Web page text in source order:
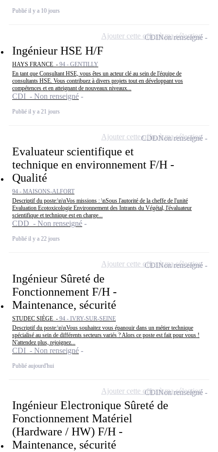
Publié il y a 10 jours
Ingénieur HSE H/F
HAYS FRANCE - 94 - GENTILLY
En tant que Consultant HSE, vous êtes un acteur clé au sein de l'équipe de
consultants HSE. Vous contribuez à divers projets tout en développant vos
compétences et en atteignant de nouveaux niveaux...
CDI - Non renseigné
Publié il y a 21 jours
CDINon renseigné
Ajouter cette offre à ma sélection
Evaluateur scientifique et
technique en environnement F/H -
Qualité
94 - MAISONS-ALFORT
Descriptif du poste:\n\nVos missions : \nSous l'autorité de la cheffe de l'unité
Evaluation Ecotoxicologie Environnement des Intrants du Végétal, l'évaluateur
scientifique et technique est en charge...
CDD - Non renseigné
Publié il y a 22 jours
CDDNon renseigné
Ajouter cette offre à ma sélection
Ingénieur Sûreté de
Fonctionnement F/H -
Maintenance, sécurité
STUDEC SIÈGE - 94 - IVRY-SUR-SEINE
Descriptif du poste:\n\nVous souhaitez vous épanouir dans un métier technique
spécialisé au sein de différents secteurs variés ? Alors ce poste est fait pour vous !
N'attendez plus, rejoignez...
CDI - Non renseigné
Publié aujourd'hui
CDINon renseigné
Ajouter cette offre à ma sélection
Ingénieur Electronique Sûreté de
Fonctionnement Matériel
(Hardware / HW) F/H -
Maintenance, sécurité
CDINon renseigné
Ajouter cette offre à ma sélection